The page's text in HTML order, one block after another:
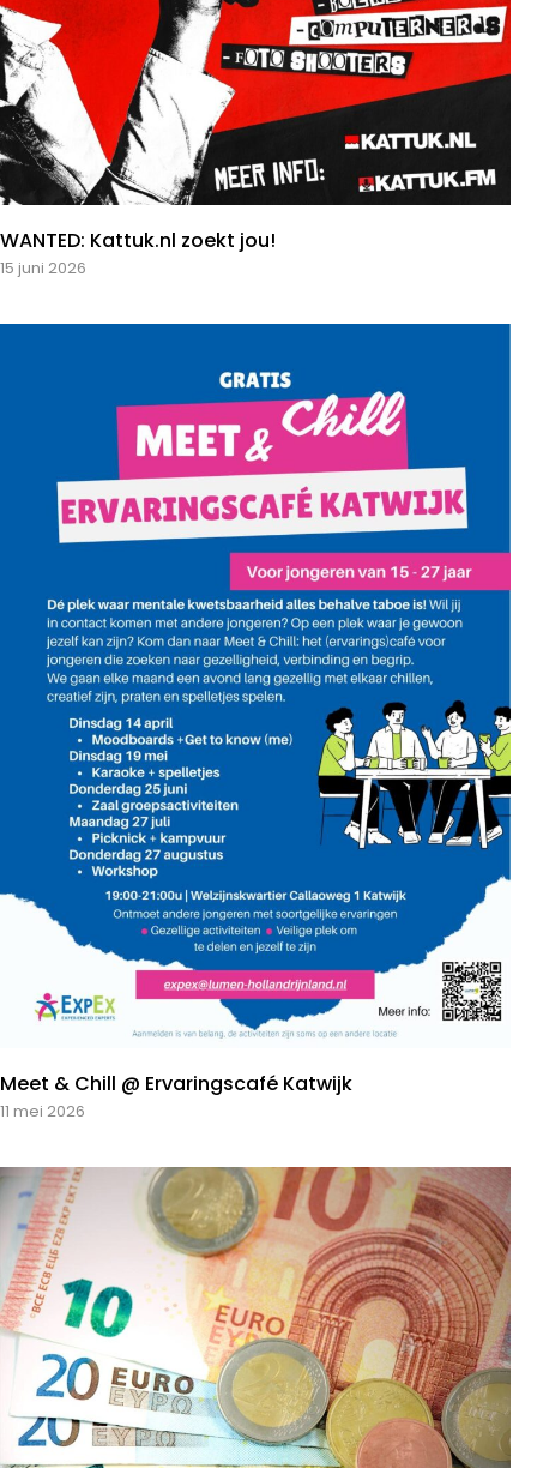
WANTED: Kattuk.nl zoekt jou!
15 juni 2026
Meet & Chill @ Ervaringscafé Katwijk
11 mei 2026